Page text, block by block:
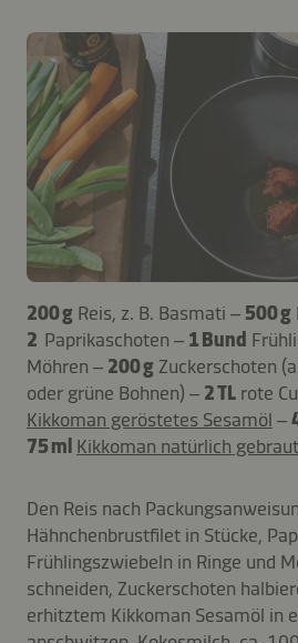
200 g Reis, z. B. Basmati – 500 g
2 Paprikaschoten – 1 Bund
Möhren – 200 g Zuckerschoten
oder grüne Bohnen) – 2 TL rote
Kikkoman geröstetes Sesamöl –
75 ml Kikkoman natürlich
Den Reis nach
Hähnchenbrustfilet in Stücke,
Frühlingszwiebeln in Ringe und
schneiden, Zuckerschoten
erhitztem Kikkoman Sesamöl in